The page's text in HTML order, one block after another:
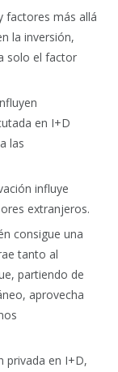
factores más allá
la inversión,
solo el factor
en I+D
las
influye
extranjeros.
consigue una
tanto al
partiendo de
aprovecha
privada en I+D,